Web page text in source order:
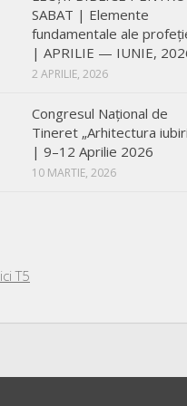
SABAT | Elemente
fundamentale ale
| APRILIE — IUNIE,
2 APRILIE, 2026
Congresul Național de
Tineret „Arhitectura
| 9–12 Aprilie 2026
10 MARTIE, 2026